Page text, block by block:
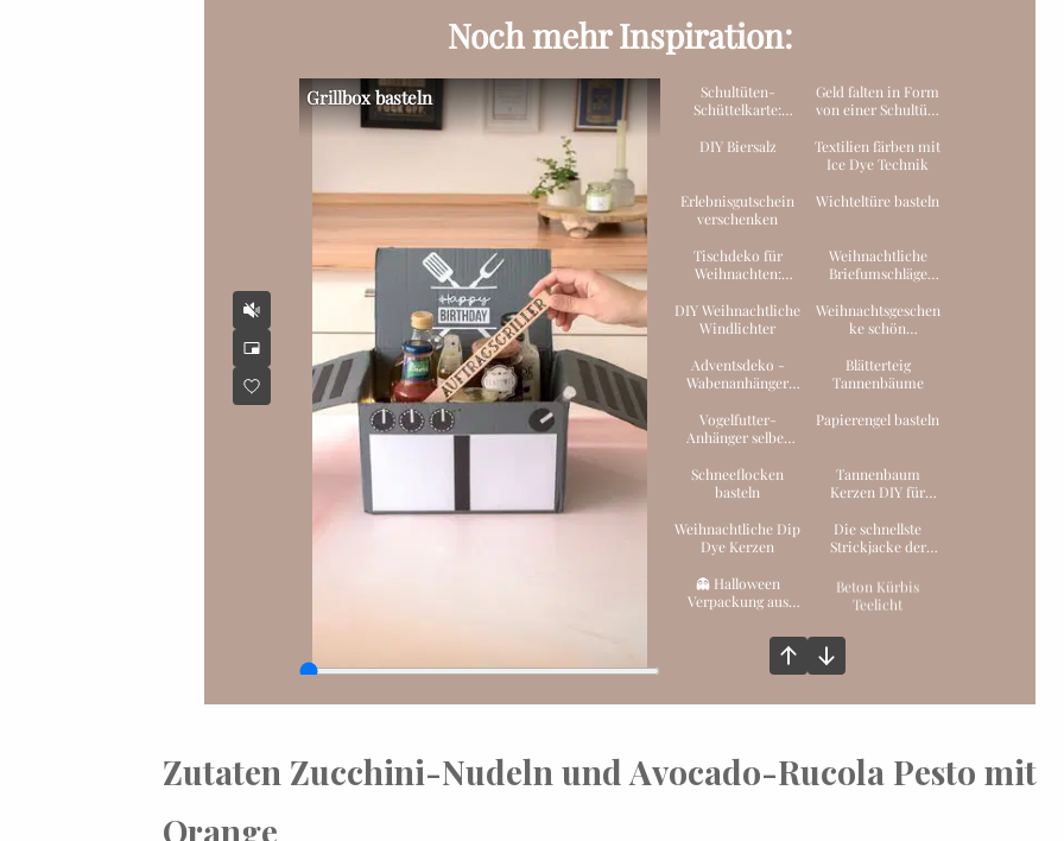
Zutaten Zucchini-Nudeln und Avocado-Rucola Pesto mit
Orange